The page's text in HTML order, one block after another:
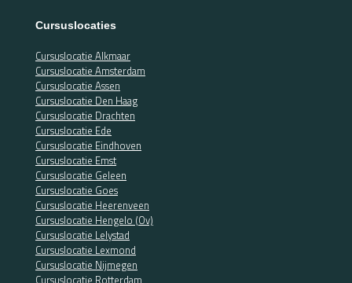
Cursuslocaties
Cursuslocatie Alkmaar
Cursuslocatie Amsterdam
Cursuslocatie Assen
Cursuslocatie Den Haag
Cursuslocatie Drachten
Cursuslocatie Ede
Cursuslocatie Eindhoven
Cursuslocatie Emst
Cursuslocatie Geleen
Cursuslocatie Goes
Cursuslocatie Heerenveen
Cursuslocatie Hengelo (Ov)
Cursuslocatie Lelystad
Cursuslocatie Lexmond
Cursuslocatie Nijmegen